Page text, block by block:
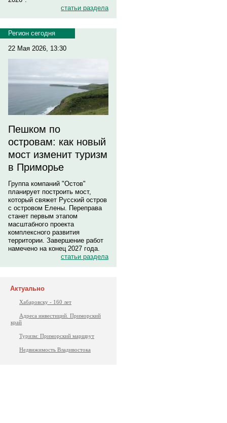
статьи раздела
Регион сегодня
22 Мая 2026, 13:30
Пешком по
островам: как новый
мост изменит туризм
в Приморье
Группа компаний "Остов"
планирует построить мост,
который свяжет Русский остров
с островом Елены. Переправа
станет первым этапом
масштабного проекта
комплексного развития
территории. Завершение работ
намечено на конец 2027 года.
статьи раздела
Актуально
Хабаровску - 160 лет
Адреса инвестиций. Приморский
край
Туризм: Приморский маршрут
Недвижимость Владивостока